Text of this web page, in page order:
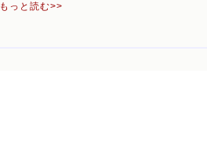
もっと読む>>